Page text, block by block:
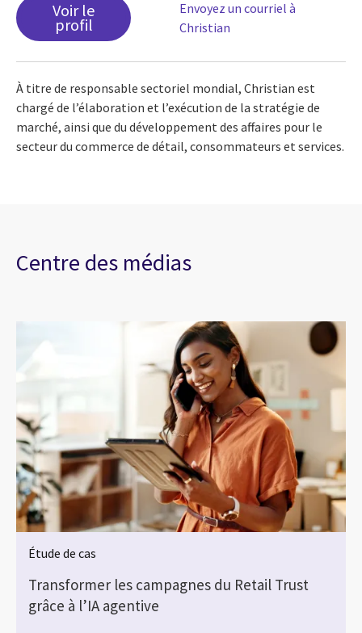
Voir le
profil
Envoyez un courriel à
Christian
À titre de responsable sectoriel mondial, Christian est
chargé de l’élaboration et l’exécution de la stratégie de
marché, ainsi que du développement des affaires pour le
secteur du commerce de détail, consommateurs et services.
Centre des médias
Étude de cas
Transformer les campagnes du Retail Trust
grâce à l’IA agentive